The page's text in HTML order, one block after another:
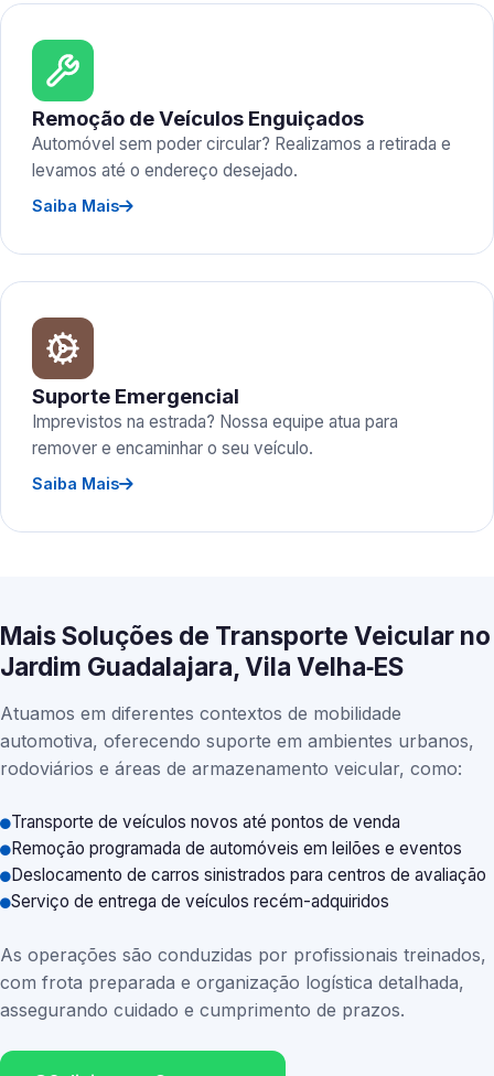
Remoção de Veículos Enguiçados
Automóvel sem poder circular? Realizamos a retirada e
levamos até o endereço desejado.
Saiba Mais
Suporte Emergencial
Imprevistos na estrada? Nossa equipe atua para
remover e encaminhar o seu veículo.
Saiba Mais
Mais Soluções de Transporte Veicular no
Jardim Guadalajara, Vila Velha‑ES
Atuamos em diferentes contextos de mobilidade
automotiva, oferecendo suporte em ambientes urbanos,
rodoviários e áreas de armazenamento veicular, como:
Transporte de veículos novos até pontos de venda
Remoção programada de automóveis em leilões e eventos
Deslocamento de carros sinistrados para centros de avaliação
Serviço de entrega de veículos recém-adquiridos
As operações são conduzidas por profissionais treinados,
com frota preparada e organização logística detalhada,
assegurando cuidado e cumprimento de prazos.